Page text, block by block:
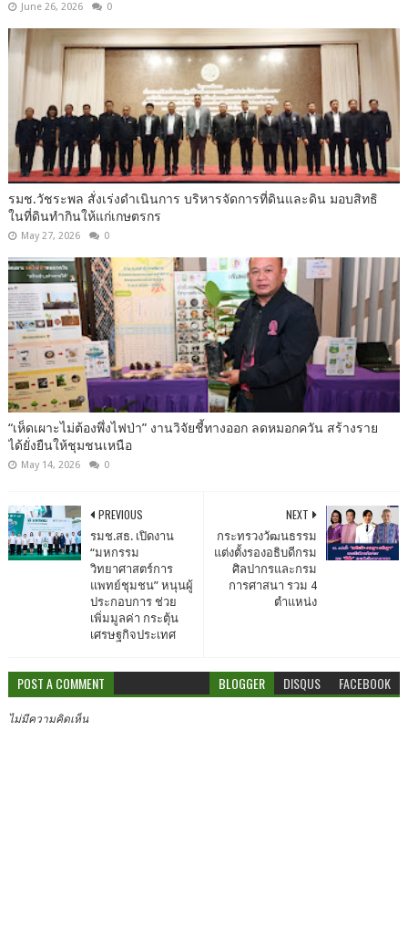
June 26, 2026 0
รมช.วัชระพล สั่งเร่งดำเนินการ บริหารจัดการที่ดินและดิน มอบสิทธิ
ในที่ดินทำกินให้แก่เกษตรกร
May 27, 2026 0
“เห็ดเผาะไม่ต้องพึ่งไฟป่า” งานวิจัยชี้ทางออก ลดหมอกควัน สร้างราย
ได้ยั่งยืนให้ชุมชนเหนือ
May 14, 2026 0
NEXT
กระทรวงวัฒนธรรม
แต่งตั้งรองอธิบดีกรม
ศิลปากรและกรม
การศาสนา รวม 4
ตำแหน่ง
PREVIOUS
รมช.สธ. เปิดงาน
“มหกรรม
วิทยาศาสตร์การ
แพทย์ชุมชน” หนุนผู้
ประกอบการ ช่วย
เพิ่มมูลค่า กระตุ้น
เศรษฐกิจประเทศ
POST A COMMENT BLOGGER DISQUS FACEBOOK
ไม่มีความคิดเห็น